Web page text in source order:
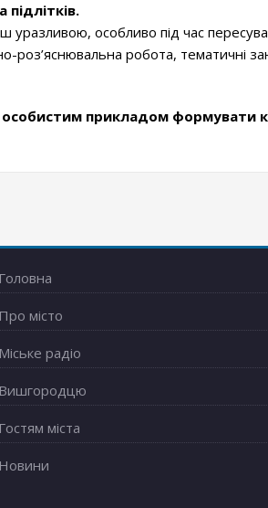
уразливою, особливо під час
робота, тематичні
особистим прикладом формувати
Головна
Про місто
Міське радіо
Вишгородцю
Гостям міста
Новини